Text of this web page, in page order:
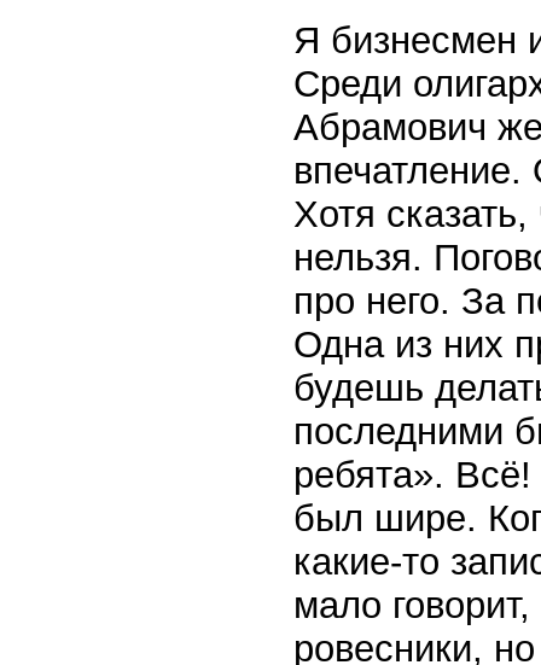
Я бизнесмен
Среди
Абрамович
Хотя
нельзя.
про него. За
Одна из них
будешь
последними
ребята».
был шире.
какие-то
мало
ровесники,